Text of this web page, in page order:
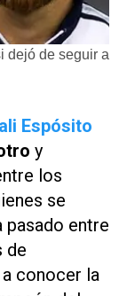
dejó de seguir a
Espósito
y
los
se
pasado entre
de
conocer la